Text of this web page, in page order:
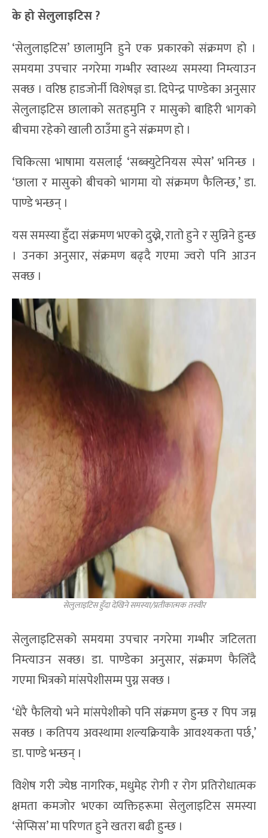
के हो सेलुलाइटिस ?
‘सेलुलाइटिस’ छालामुनि हुने एक प्रकारको संक्रमण हो ।
समयमा उपचार नगरेमा गम्भीर स्वास्थ्य समस्या निम्त्याउन
सक्छ । वरिष्ठ हाडजोर्नी विशेषज्ञ डा. दिपेन्द्र पाण्डेका अनुसार
सेलुलाइटिस छालाको सतहमुनि र मासुको बाहिरी भागको
बीचमा रहेको खाली ठाउँमा हुने संक्रमण हो ।
चिकित्सा भाषामा यसलाई ‘सब्क्युटेनियस स्पेस’ भनिन्छ ।
‘छाला र मासुको बीचको भागमा यो संक्रमण फैलिन्छ,’ डा.
पाण्डे भन्छन् ।
यस समस्या हुँदा संक्रमण भएको दुख्ने, रातो हुने र सुन्निने हुन्छ
। उनका अनुसार, संक्रमण बढ्दै गएमा ज्वरो पनि आउन
सक्छ ।
सेलुलाइटिस हुँदा देखिने समस्या/प्रतीकात्मक तस्वीर
सेलुलाइटिसको समयमा उपचार नगरेमा गम्भीर जटिलता
निम्त्याउन सक्छ। डा. पाण्डेका अनुसार, संक्रमण फैलिँदै
गएमा भित्रको मांसपेशीसम्म पुग्न सक्छ ।
‘धेरै फैलियो भने मांसपेशीको पनि संक्रमण हुन्छ र पिप जम्न
सक्छ । कतिपय अवस्थामा शल्यक्रियाकै आवश्यकता पर्छ,’
डा. पाण्डे भन्छन् ।
विशेष गरी ज्येष्ठ नागरिक, मधुमेह रोगी र रोग प्रतिरोधात्मक
क्षमता कमजोर भएका व्यक्तिहरूमा सेलुलाइटिस समस्या
‘सेप्सिस’ मा परिणत हुने खतरा बढी हुन्छ ।